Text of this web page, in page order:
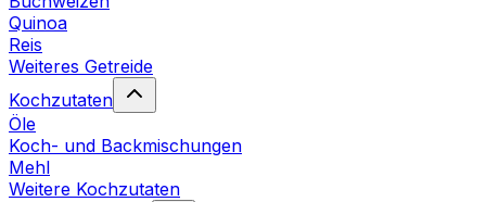
Quinoa
Reis
Weiteres Getreide
Kochzutaten
Öle
Koch- und Backmischungen
Mehl
Weitere Kochzutaten